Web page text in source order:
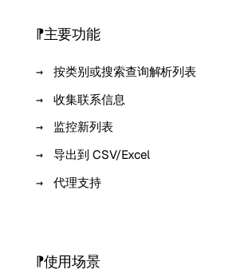
主要功能
按类别或搜索查询解析列表
收集联系信息
监控新列表
导出到 CSV/Excel
代理支持
使用场景